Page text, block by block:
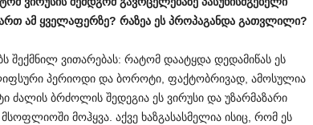
ამ ყველაფერზე? რაზეა ეს პროპაგანდა გათვლილი?
შექმნილ ვითარებას: რატომ დაატყდა დედამიწას ეს
პერიოდი და ბოროტი, ფაქტობრივად, ამოსულია
ძალის ბრძოლის შედეგია ეს ვირუსი და უზარმაზარი
მოჰყვა. აქვე ხაზგასასმელია ისიც, რომ ეს